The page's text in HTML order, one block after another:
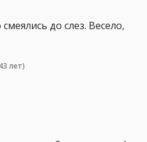
до слез. Весело,
лет)